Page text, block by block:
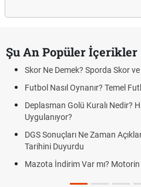
Şu An Popüler İçerikler
Skor Ne Demek? Sporda Skor
Futbol Nasıl Oynanır? Temel
Deplasman Golü Kuralı Nedir?
Uygulanıyor?
DGS Sonuçları Ne Zaman
Tarihini Duyurdu
Mazota İndirim Var mı?